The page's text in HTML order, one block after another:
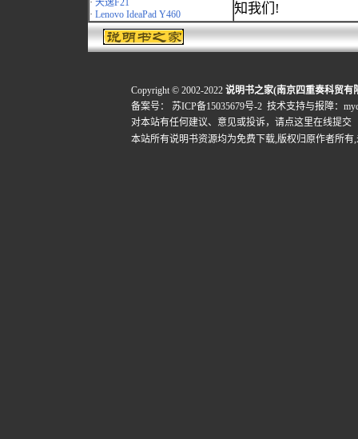
· 天逸F21
· Lenovo IdeaPad Y460
知我们!
Copyright © 2002-2022 说明书之家(南京四重奏科贸有
备案号：
苏ICP备15035679号-2 技术支持与报障：
对本站有任何建议、意见或投诉， 请点这里在线提交
本站所有说明书资源均为免费下载,版权归原作者所